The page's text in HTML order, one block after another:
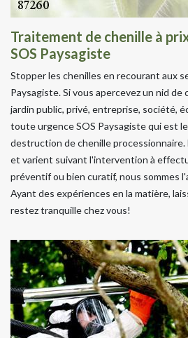
Traitement de chenille à
SOS Paysagiste
Stopper les chenilles en recourant aux
Paysagiste. Si vous apercevez un nid de
jardin public, privé, entreprise, société,
toute urgence SOS Paysagiste qui est
destruction de chenille
et varient suivant l'intervention à
préventif ou bien curatif, nous sommes
Ayant des expériences en la matière,
restez tranquille chez vous!